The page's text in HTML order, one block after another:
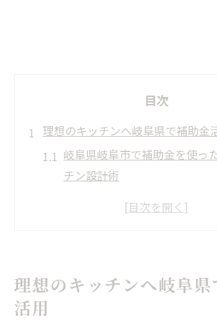
目次
理想のキッチンへ岐阜県で補助金
岐阜県岐阜市で補助金を使っ
チン設計術
補助金を活用した岐阜県岐阜
株式会社H＆Kホーミーズが解
理想のキッチンへ岐阜県
活用